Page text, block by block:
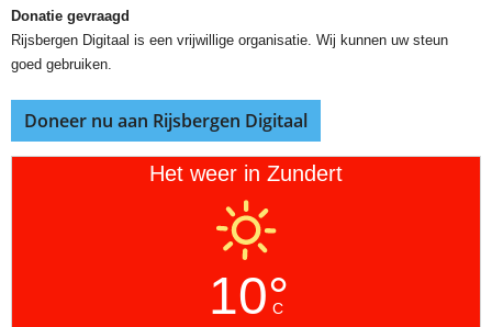
Donatie gevraagd
Rijsbergen Digitaal is een vrijwillige organisatie. Wij kunnen uw steun
goed gebruiken.
Doneer nu aan Rijsbergen Digitaal
Het weer in Zundert
10°
C